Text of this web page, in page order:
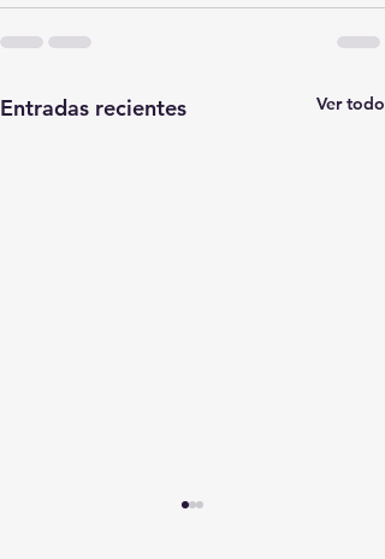
Entradas recientes Ver todo